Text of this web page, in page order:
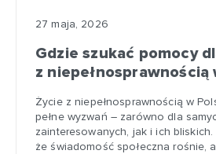
27 maja, 2026
Gdzie szukać pomocy
z niepełnosprawnością
Życie z niepełnosprawnością w
pełne wyzwań – zarówno dla
zainteresowanych, jak i ich bliskich.
że świadomość społeczna rośnie,